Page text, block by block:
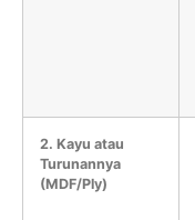
2. Kayu atau
Turunannya
(MDF/Ply)